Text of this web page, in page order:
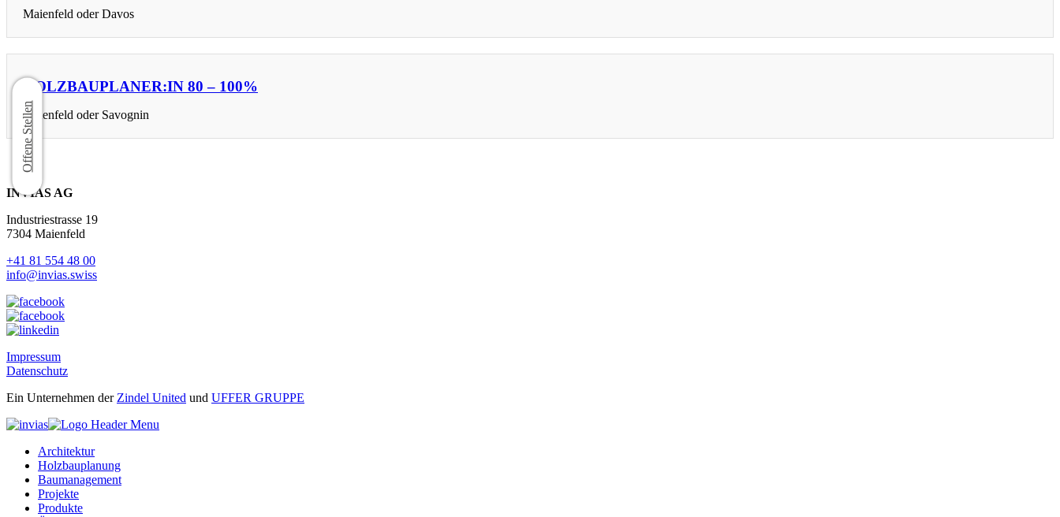
Maienfeld oder Davos
HOLZBAUPLANER:IN 80 – 100%
Maienfeld oder Savognin
INVIAS AG
Offene Stellen
Industriestrasse 19
7304 Maienfeld
+41 81 554 48 00
info@invias.swiss
Impressum
Datenschutz
Ein Unternehmen derZindel United und UFFER GRUPPE
Architektur
Holzbauplanung
Baumanagement
Projekte
Produkte